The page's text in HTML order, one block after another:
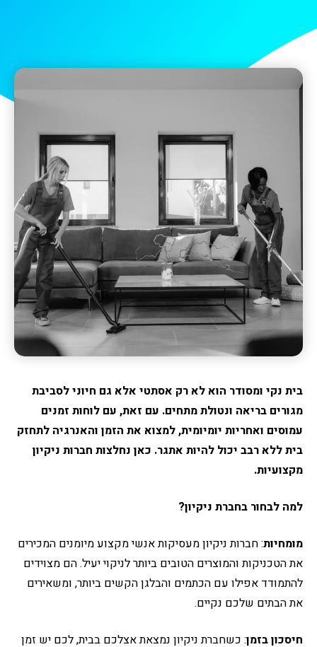
בית נקי ומסודר הוא לא רק אסתטי אלא גם חיוני לסביבת
מגורים בריאה ונטולת מתחים. עם זאת, עם לוחות זמנים
עמוסים ואחריות יומיומית, למצוא את הזמן והאנרגיה לתחזק
בית ללא רבב יכול להיות אתגר. כאן נחלצות חברות ניקיון
מקצועיות.
למה לבחור בחברת ניקיון?
מומחיות: חברות ניקיון מעסיקות אנשי מקצוע מיומנים המכירים
את הטכניקות והמוצרים הטובים ביותר לניקוי יעיל. הם מצוידים
להתמודד אפילו עם הכתמים והבלגן הקשים ביותר, ומשאירים
את הבתים שלכם נקיים.
חיסכון בזמן: כשחברת ניקיון נמצאת אצלכם בבית, לכם יש זמן